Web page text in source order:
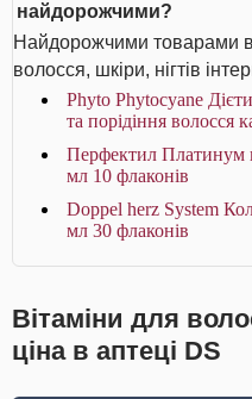
найдорожчими?
Найдорожчими товарами в
волосся, шкіри, нігтів
Phyto Phytocyane
та порідіння волосся
Перфектил Платинум
мл 10 флаконів
Doppel herz System
мл 30 флаконів
Вітаміни для
ціна в аптеці DS